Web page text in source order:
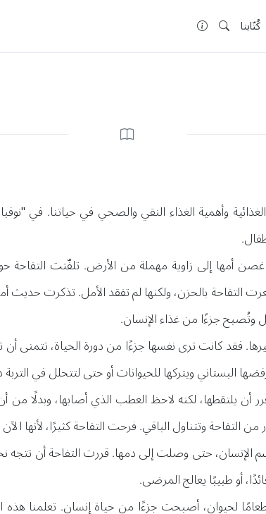
كُتّابنا
وأهمية الغذاء النقي والصحي في حياتنا. في
أمها إلى زاوية مهملة من الأرض. تلفّتت
بالحزن، ولكنها لم تفقد الأمل. تذكرت حديث
وتُصبح جزءًا من غذاء الإنسان.
فقد كانت ترى نفسها جزءًا من دورة الحياة، تتمنى
البستاني ويتركها للحيوانات أو حتى لتتحلل في
أن يلتقطها، لكنه لاحظ العطب الذي أصابها، وبدلًا من
التفاحة وتتناول الباقي. فرحت التفاحة كثيرًا،
الإنسان، حتى وصلت إلى دمها. قررت التفاحة أن تتجه
أو طبيبًا يعالج المرضى.
لحيوان، أصبحت جزءًا من حياة إنسان. تعلمنا